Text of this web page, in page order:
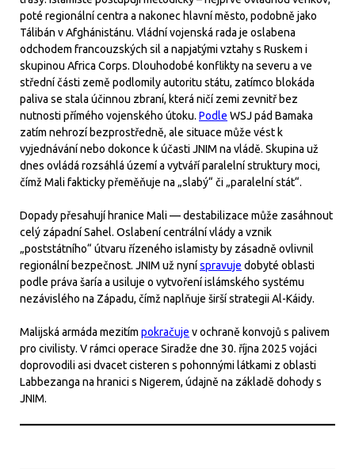
poté regionální centra a nakonec hlavní město, podobně jako
Tálibán v Afghánistánu. Vládní vojenská rada je oslabena
odchodem francouzských sil a napjatými vztahy s Ruskem i
skupinou Africa Corps. Dlouhodobé konflikty na severu a ve
střední části země podlomily autoritu státu, zatímco blokáda
paliva se stala účinnou zbraní, která ničí zemi zevnitř bez
nutnosti přímého vojenského útoku. Podle WSJ pád Bamaka
zatím nehrozí bezprostředně, ale situace může vést k
vyjednávání nebo dokonce k účasti JNIM na vládě. Skupina už
dnes ovládá rozsáhlá území a vytváří paralelní struktury moci,
čímž Mali fakticky přeměňuje na „slabý“ či „paralelní stát“.
Dopady přesahují hranice Mali — destabilizace může zasáhnout
celý západní Sahel. Oslabení centrální vlády a vznik
„poststátního“ útvaru řízeného islamisty by zásadně ovlivnil
regionální bezpečnost. JNIM už nyníspravuje dobyté oblasti
podle práva šaría a usiluje o vytvoření islámského systému
nezávislého na Západu, čímž naplňuje širší strategii Al-Káidy.
Malijská armáda mezitím pokračuje v ochraně konvojů s palivem
pro civilisty. V rámci operace Siradže dne 30. října 2025 vojáci
doprovodili asi dvacet cisteren s pohonnými látkami z oblasti
Labbezanga na hranici s Nigerem, údajně na základě dohody s
JNIM.